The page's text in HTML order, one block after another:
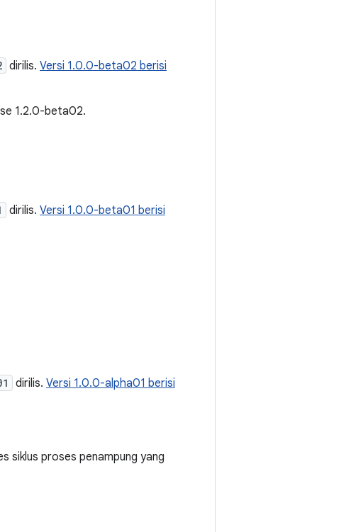
dirilis. Versi 1.0.0-beta02 berisi
1.2.0-beta02.
dirilis. Versi 1.0.0-beta01 berisi
dirilis. Versi 1.0.0-alpha01 berisi
siklus proses penampung yang